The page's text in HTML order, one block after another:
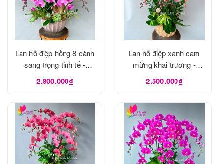
Lan hồ điệp hồng 8 cành
sang trọng tinh tế -
LHD1093
2.800.000₫
Lan hồ điệp xanh cam
mừng khai trương -
LHD1082
2.500.000₫